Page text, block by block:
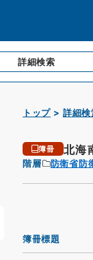
詳細検索
トップ 詳細検
簿冊 北海
階層 防衛省防
簿冊標題